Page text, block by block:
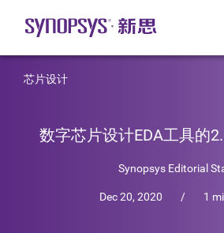
芯片设计
数字芯片设计EDA工具的
Synopsys Editorial
Dec 20, 2020 / 1